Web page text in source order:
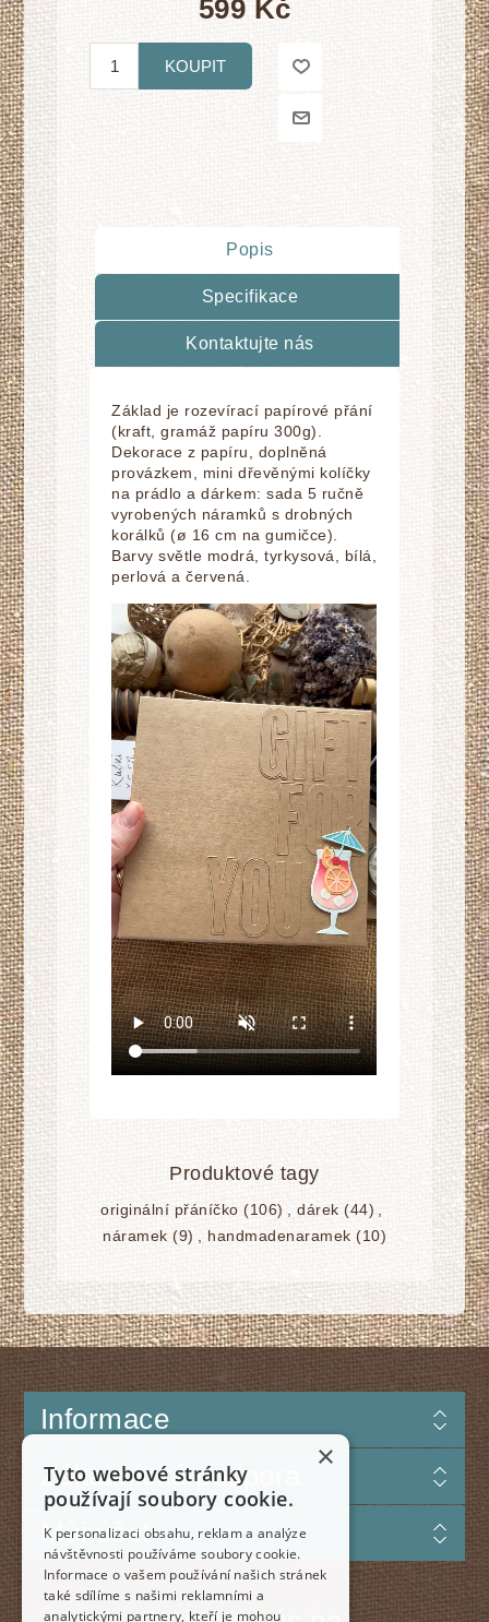
599 Kč
KOUPIT
Popis
Specifikace
Kontaktujte nás
Základ je rozevírací papírové přání
(kraft, gramáž papíru 300g).
Dekorace z papíru, doplnĕná
provázkem, mini dřevěnými kolíčky
na prádlo a dárkem: sada 5 ručně
vyrobených náramků s drobných
korálků (ø 16 cm na gumičce).
Barvy světle modrá, tyrkysová, bílá,
perlová a červená.
Produktové tagy
originální přáníčko (106) dárek (44)
náramek (9) handmadenaramek (10)
Informace
Zákaznická podpora
Můj účet
×
Tyto webové stránky
používají soubory cookie.
K personalizaci obsahu, reklam a analýze
návštěvnosti používáme soubory cookie.
Informace o vašem používání našich stránek
také sdílíme s našimi reklamními a
analytickými partnery, kteří je mohou